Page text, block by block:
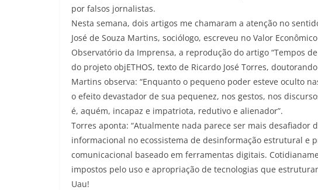
por falsos jornalistas.
Nesta semana, dois artigos me chamaram a atenção no
José de Souza Martins, sociólogo, escreveu no Valor
Observatório da Imprensa, a reprodução do artigo “Tempos
do projeto objETHOS, texto de Ricardo José Torres,
Martins observa: “Enquanto o pequeno poder esteve oculto
o efeito devastador de sua pequenez, nos gestos, nos
é, aquém, incapaz e impatriota, redutivo e alienador”.
Torres aponta: “Atualmente nada parece ser mais desafiador
informacional no ecossistema de desinformação estrutural e
comunicacional baseado em ferramentas digitais.
impostos pelo uso e apropriação de tecnologias que
Uau!